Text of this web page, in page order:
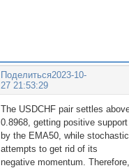
Поделиться2023-10-
27 21:53:29
The USDCHF pair settles
0.8968, getting positive support
by the EMA50, while stochastic
attempts to get rid of its
negative momentum.